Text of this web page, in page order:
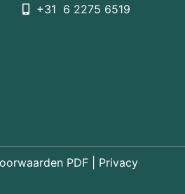
+31 6 2275 6519
PDF
Privacy